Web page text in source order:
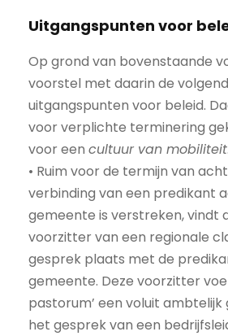
Uitgangspunten voor
Op grond van bovenstaande
voorstel met daarin de
uitgangspunten voor beleid.
voor verplichte terminering
voor een cultuur van mobiliteit.
• Ruim voor de termijn van
verbinding van een predikant
gemeente is verstreken, vindt
voorzitter van een regionale
gesprek plaats met de
gemeente. Deze voorzitter
pastorum’ een voluit
het gesprek van een